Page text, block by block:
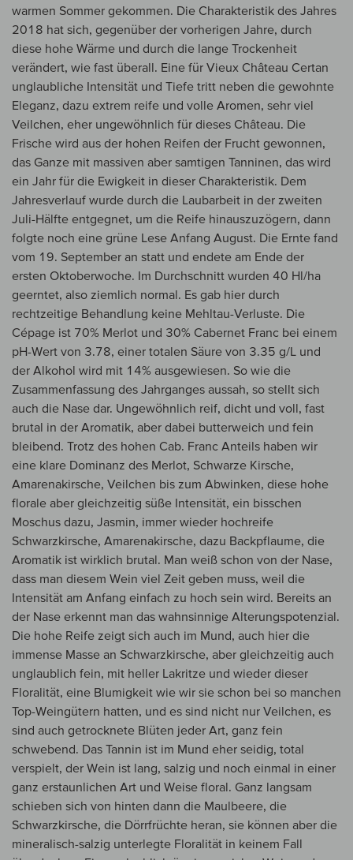
warmen Sommer gekommen. Die Charakteristik des Jahres
2018 hat sich, gegenüber der vorherigen Jahre, durch
diese hohe Wärme und durch die lange Trockenheit
verändert, wie fast überall. Eine für Vieux Château Certan
unglaubliche Intensität und Tiefe tritt neben die gewohnte
Eleganz, dazu extrem reife und volle Aromen, sehr viel
Veilchen, eher ungewöhnlich für dieses Château. Die
Frische wird aus der hohen Reifen der Frucht gewonnen,
das Ganze mit massiven aber samtigen Tanninen, das wird
ein Jahr für die Ewigkeit in dieser Charakteristik. Dem
Jahresverlauf wurde durch die Laubarbeit in der zweiten
Juli-Hälfte entgegnet, um die Reife hinauszuzögern, dann
folgte noch eine grüne Lese Anfang August. Die Ernte fand
vom 19. September an statt und endete am Ende der
ersten Oktoberwoche. Im Durchschnitt wurden 40 Hl/ha
geerntet, also ziemlich normal. Es gab hier durch
rechtzeitige Behandlung keine Mehltau-Verluste. Die
Cépage ist 70% Merlot und 30% Cabernet Franc bei einem
pH-Wert von 3.78, einer totalen Säure von 3.35 g/L und
der Alkohol wird mit 14% ausgewiesen. So wie die
Zusammenfassung des Jahrganges aussah, so stellt sich
auch die Nase dar. Ungewöhnlich reif, dicht und voll, fast
brutal in der Aromatik, aber dabei butterweich und fein
bleibend. Trotz des hohen Cab. Franc Anteils haben wir
eine klare Dominanz des Merlot, Schwarze Kirsche,
Amarenakirsche, Veilchen bis zum Abwinken, diese hohe
florale aber gleichzeitig süße Intensität, ein bisschen
Moschus dazu, Jasmin, immer wieder hochreife
Schwarzkirsche, Amarenakirsche, dazu Backpflaume, die
Aromatik ist wirklich brutal. Man weiß schon von der Nase,
dass man diesem Wein viel Zeit geben muss, weil die
Intensität am Anfang einfach zu hoch sein wird. Bereits an
der Nase erkennt man das wahnsinnige Alterungspotenzial.
Die hohe Reife zeigt sich auch im Mund, auch hier die
immense Masse an Schwarzkirsche, aber gleichzeitig auch
unglaublich fein, mit heller Lakritze und wieder dieser
Floralität, eine Blumigkeit wie wir sie schon bei so manchen
Top-Weingütern hatten, und es sind nicht nur Veilchen, es
sind auch getrocknete Blüten jeder Art, ganz fein
schwebend. Das Tannin ist im Mund eher seidig, total
verspielt, der Wein ist lang, salzig und noch einmal in einer
ganz erstaunlichen Art und Weise floral. Ganz langsam
schieben sich von hinten dann die Maulbeere, die
Schwarzkirsche, die Dörrfrüchte heran, sie können aber die
mineralisch-salzig unterlegte Floralität in keinem Fall